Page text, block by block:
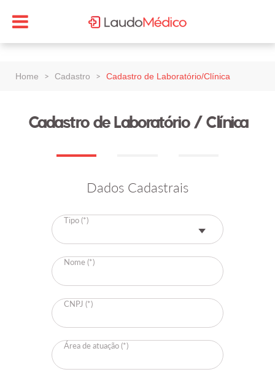
Home > Cadastro > Cadastro de Laboratório/Clínica
Cadastro de Laboratório / Clínica
Dados Cadastrais
Tipo (*)
Nome (*)
CNPJ (*)
Área de atuação (*)